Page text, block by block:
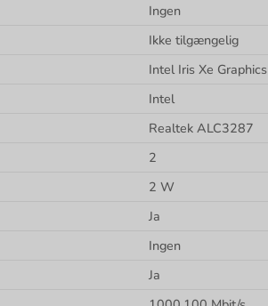
Ingen
Ikke tilgængelig
Intel Iris Xe Graphics
Intel
Realtek ALC3287
2
2 W
Ja
Ingen
Ja